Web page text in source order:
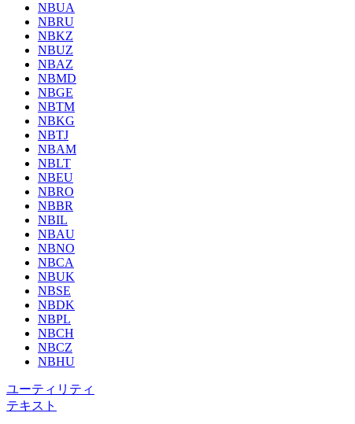
NBUA
NBRU
NBKZ
NBUZ
NBAZ
NBMD
NBGE
NBTM
NBKG
NBTJ
NBAM
NBLT
NBEU
NBRO
NBBR
NBIL
NBAU
NBNO
NBCA
NBUK
NBSE
NBDK
NBPL
NBCH
NBCZ
NBHU
ユーティリティ
テキスト